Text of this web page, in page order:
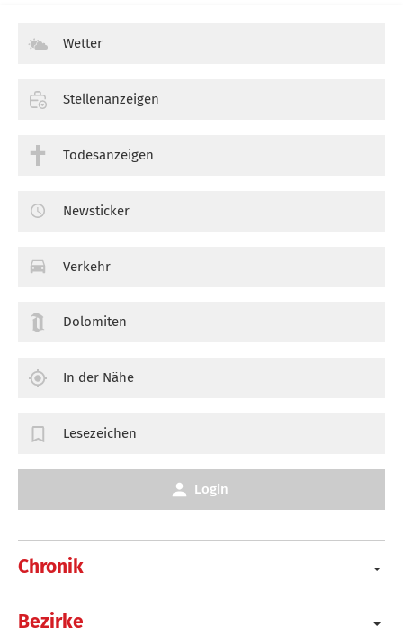
Chronik
Bezirke
Wetter
Stellenanzeigen
Todesanzeigen
Newsticker
Verkehr
Dolomiten
In der Nähe
Lesezeichen
Login